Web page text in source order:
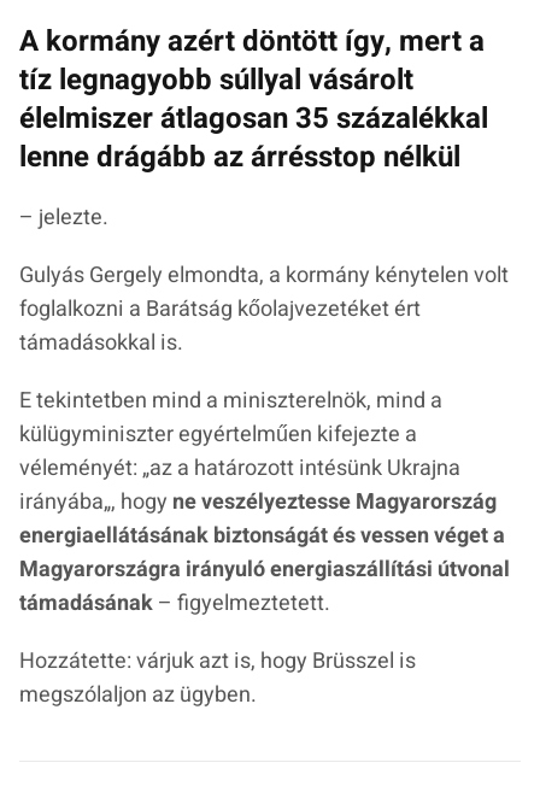
A kormány azért döntött így, mert a
tíz legnagyobb súllyal vásárolt
élelmiszer átlagosan 35 százalékkal
lenne drágább az árrésstop nélkül
– jelezte.
Gulyás Gergely elmondta, a kormány kénytelen volt
foglalkozni a Barátság kőolajvezetéket ért
támadásokkal is.
E tekintetben mind a miniszterelnök, mind a
külügyminiszter egyértelműen kifejezte a
véleményét: „az a határozott intésünk Ukrajna
irányába„, hogy ne veszélyeztesse Magyarország
energiaellátásának biztonságát és vessen véget a
Magyarországra irányuló energiaszállítási útvonal
támadásának– figyelmeztetett.
Hozzátette: várjuk azt is, hogy Brüsszel is
megszólaljon az ügyben.